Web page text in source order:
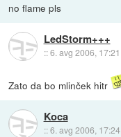
no flame pls
LedStorm+++
::6. avg 2006, 17:21
Zato da bo mlinček hitr
Koca
::6. avg 2006, 17:24